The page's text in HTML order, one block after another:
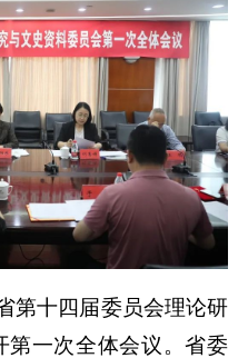
第十四届委员会理论研
第一次全体会议。省委